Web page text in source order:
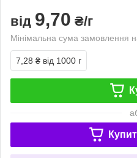
від 9,70 ₴/г
Мінімальна сума замовлення
7,28 ₴ від 1000 г